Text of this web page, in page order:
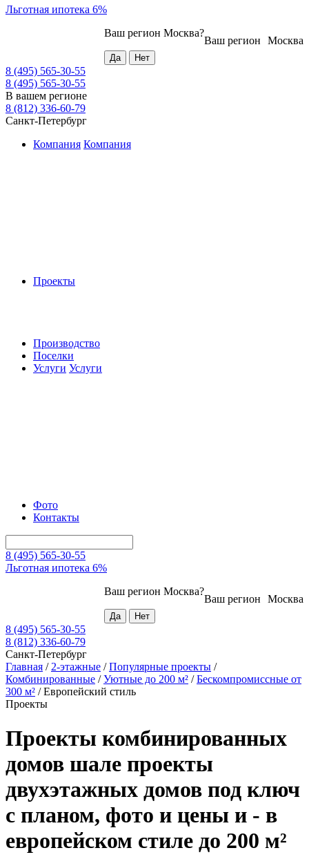
Льготная ипотека 6%
Москва
Ваш регион
Ваш регион Москва?
8 (495) 565-30-55
8 (495) 565-30-55
В вашем регионе
8 (812) 336-60-79
Санкт-Петербург
Компания Компания
Проекты
Производство
Поселки
Услуги Услуги
Фото
Контакты
8 (495) 565-30-55
Льготная ипотека 6%
Москва
Ваш регион
Ваш регион Москва?
8 (495) 565-30-55
8 (812) 336-60-79
Санкт-Петербург
Главная / 2-этажные /Популярные проекты /
Комбинированные /Уютные до 200 м² /Бескомпромиссные от
300 м² /Европейский стиль
Проекты
Проекты комбинированных
домов шале проекты
двухэтажных домов под ключ
с планом, фото и цены и - в
европейском стиле до 200 м²